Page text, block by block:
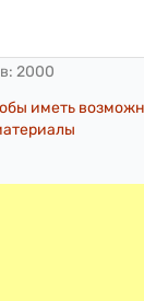
2000
иметь